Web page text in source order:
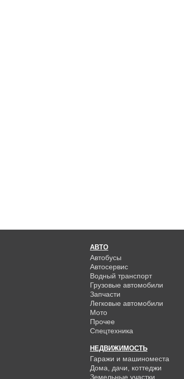
АВТО
Автобусы
Автосервис
Водный транспорт
Грузовые автомобили
Запчасти
Легковые автомобили
Мото
Прочее
Спецтехника
НЕДВИЖИМОСТЬ
Гаражи и машиноместа
Дома, дачи, коттеджи
Земельные участки